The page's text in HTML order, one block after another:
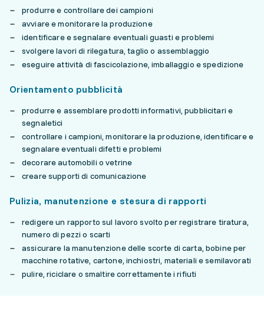
produrre e controllare dei campioni
avviare e monitorare la produzione
identificare e segnalare eventuali guasti e problemi
svolgere lavori di rilegatura, taglio o assemblaggio
eseguire attività di fascicolazione, imballaggio e spedizione
Orientamento pubblicità
produrre e assemblare prodotti informativi, pubblicitari e
segnaletici
controllare i campioni, monitorare la produzione, identificare e
segnalare eventuali difetti e problemi
decorare automobili o vetrine
creare supporti di comunicazione
Pulizia, manutenzione e stesura di rapporti
redigere un rapporto sul lavoro svolto per registrare tiratura,
numero di pezzi o scarti
assicurare la manutenzione delle scorte di carta, bobine per
macchine rotative, cartone, inchiostri, materiali e semilavorati
pulire, riciclare o smaltire correttamente i rifiuti